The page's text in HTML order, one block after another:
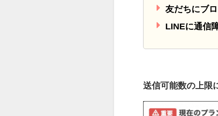
友だちにブ
LINEに通信
送信可能数の上限